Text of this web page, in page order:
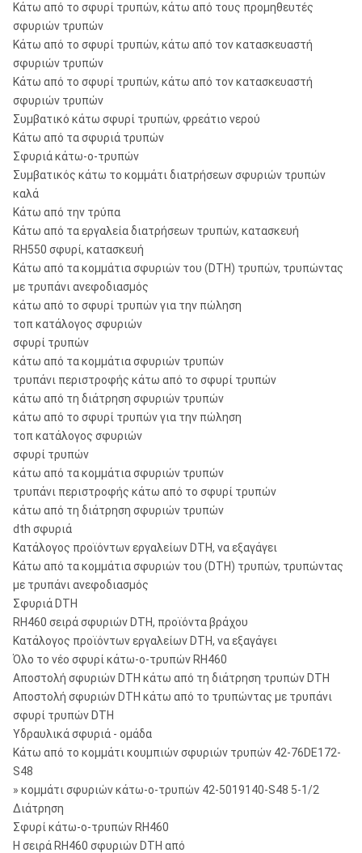
Κάτω από το σφυρί τρυπών, κάτω από τους προμηθευτές
σφυριών τρυπών
Κάτω από το σφυρί τρυπών, κάτω από τον κατασκευαστή
σφυριών τρυπών
Κάτω από το σφυρί τρυπών, κάτω από τον κατασκευαστή
σφυριών τρυπών
Συμβατικό κάτω σφυρί τρυπών, φρεάτιο νερού
Κάτω από τα σφυριά τρυπών
Σφυριά κάτω-ο-τρυπών
Συμβατικός κάτω το κομμάτι διατρήσεων σφυριών τρυπών
καλά
Κάτω από την τρύπα
Κάτω από τα εργαλεία διατρήσεων τρυπών, κατασκευή
RH550 σφυρί, κατασκευή
Κάτω από τα κομμάτια σφυριών του (DTH) τρυπών, τρυπώντας
με τρυπάνι ανεφοδιασμός
κάτω από το σφυρί τρυπών για την πώληση
τοπ κατάλογος σφυριών
σφυρί τρυπών
κάτω από τα κομμάτια σφυριών τρυπών
τρυπάνι περιστροφής κάτω από το σφυρί τρυπών
κάτω από τη διάτρηση σφυριών τρυπών
κάτω από το σφυρί τρυπών για την πώληση
τοπ κατάλογος σφυριών
σφυρί τρυπών
κάτω από τα κομμάτια σφυριών τρυπών
τρυπάνι περιστροφής κάτω από το σφυρί τρυπών
κάτω από τη διάτρηση σφυριών τρυπών
dth σφυριά
Κατάλογος προϊόντων εργαλείων DTH, να εξαγάγει
Κάτω από τα κομμάτια σφυριών του (DTH) τρυπών, τρυπώντας
με τρυπάνι ανεφοδιασμός
Σφυριά DTH
RH460 σειρά σφυριών DTH, προϊόντα βράχου
Κατάλογος προϊόντων εργαλείων DTH, να εξαγάγει
Όλο το νέο σφυρί κάτω-ο-τρυπών RH460
Αποστολή σφυριών DTH κάτω από τη διάτρηση τρυπών DTH
Αποστολή σφυριών DTH κάτω από το τρυπώντας με τρυπάνι
σφυρί τρυπών DTH
Υδραυλικά σφυριά - ομάδα
Κάτω από το κομμάτι κουμπιών σφυριών τρυπών 42-76DE172-
S48
» κομμάτι σφυριών κάτω-ο-τρυπών 42-5019140-S48 5-1/2
Διάτρηση
Σφυρί κάτω-ο-τρυπών RH460
Η σειρά RH460 σφυριών DTH από